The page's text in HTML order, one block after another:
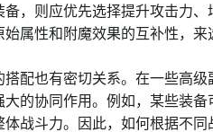
，则应优先选择提升攻击力
属性和附魔效果的互补性，来
配也有密切关系。在一些高
的协同作用。例如，某些装
战斗力。因此，如何根据不